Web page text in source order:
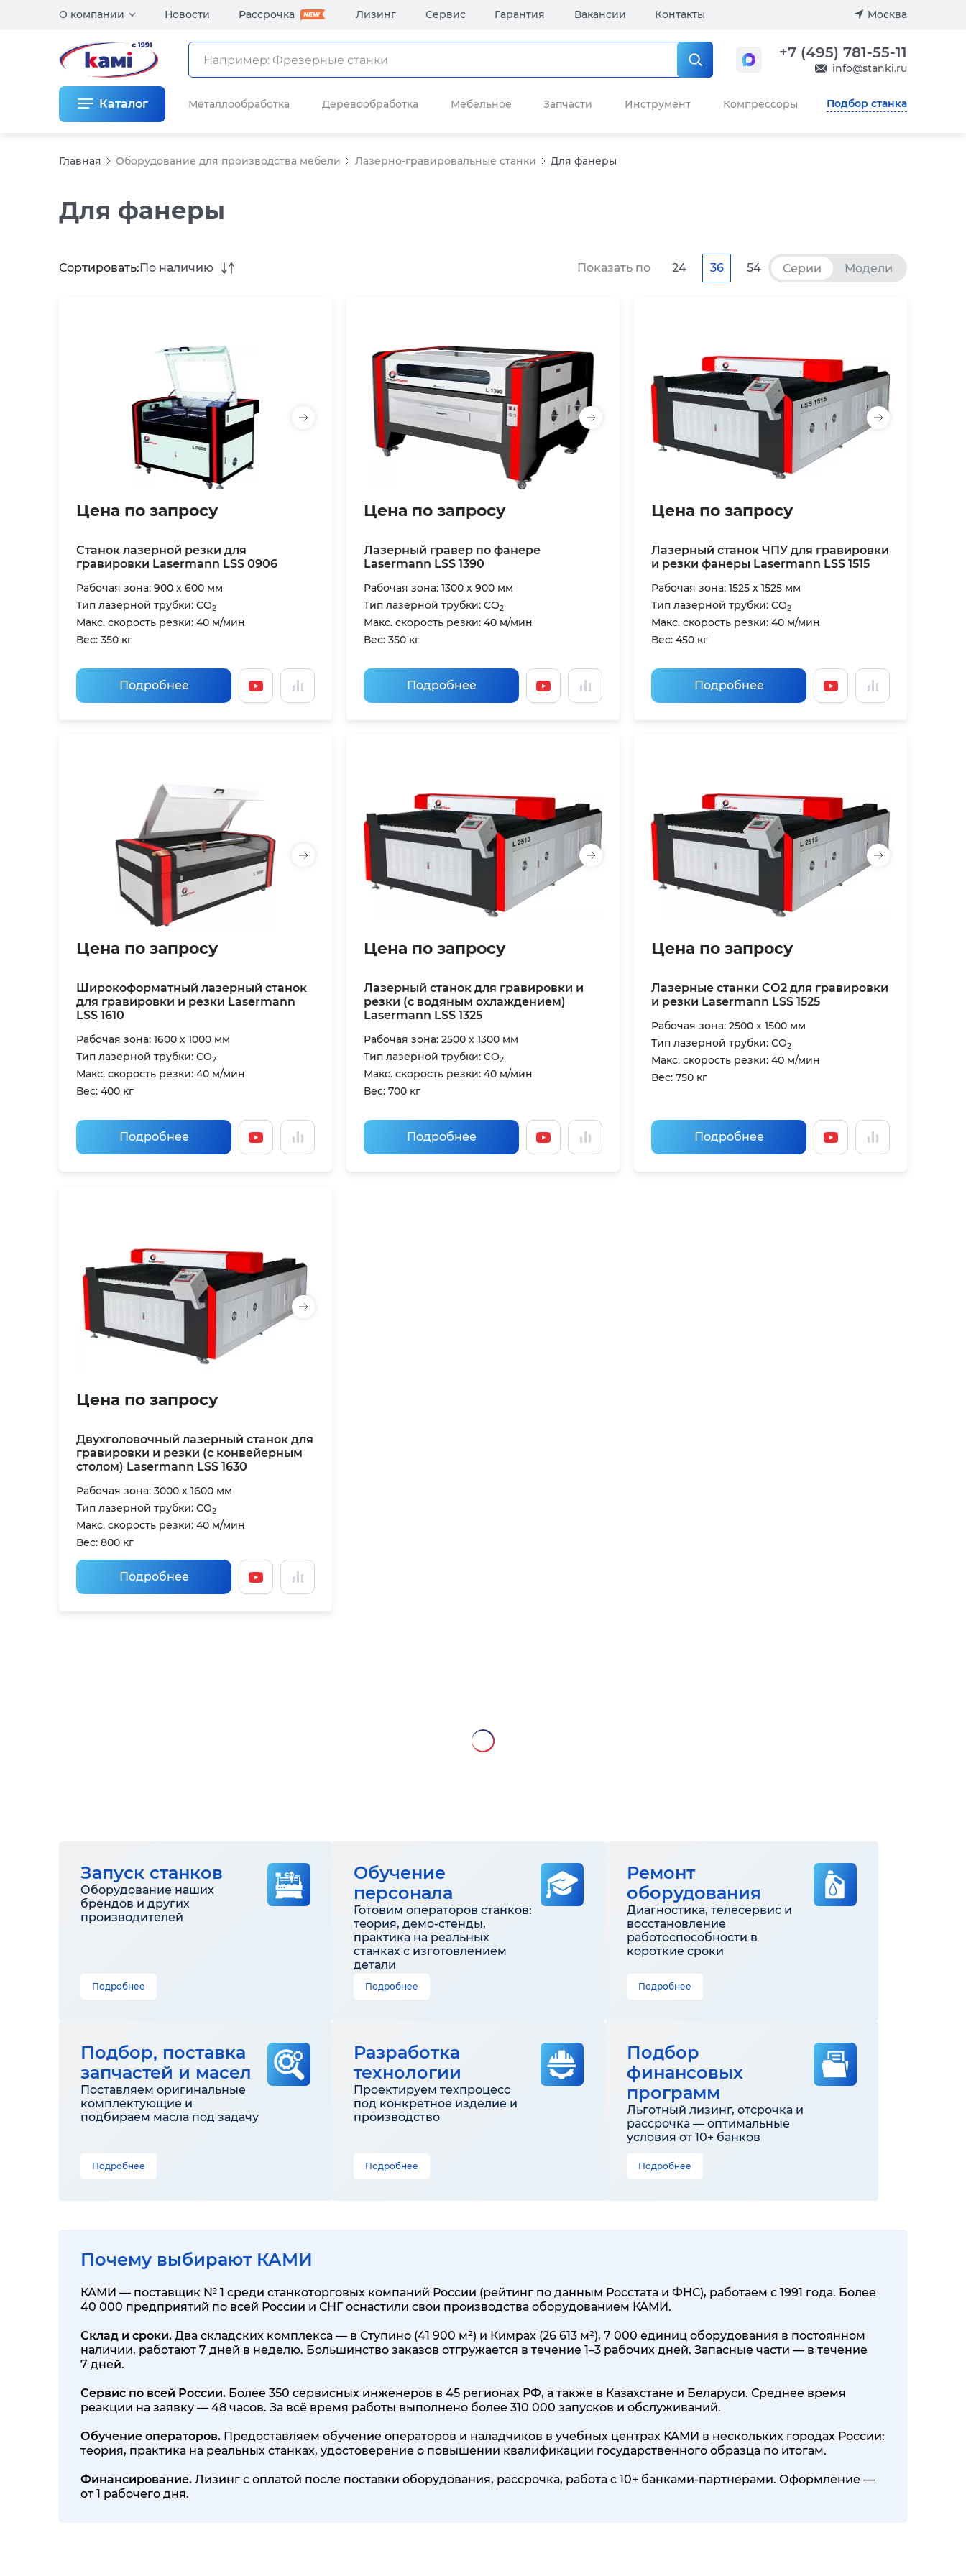
О компании Новости Рассрочка Лизинг Сервис Гарантия Вакансии Контакты Москва
+7 (495) 781-55-11
info@stanki.ru
Каталог Металлообработка Деревообработка Мебельное Запчасти Инструмент Компрессоры Подбор станка
Главная Оборудование для производства мебели Лазерно-гравировальные станки Для фанеры
Для фанеры
Серии Модели
Сортировать:По наличию Показать по 24 36 54
Цена по запросу
Станок лазерной резки для
гравировки Lasermann LSS 0906
Рабочая зона: 900 х 600 мм
Тип лазерной трубки: CO2
Макс. скорость резки: 40 м/мин
Вес: 350 кг
Подробнее
Цена по запросу
Лазерный гравер по фанере
Lasermann LSS 1390
Рабочая зона: 1300 х 900 мм
Тип лазерной трубки: CO2
Макс. скорость резки: 40 м/мин
Вес: 350 кг
Подробнее
Цена по запросу
Лазерный станок ЧПУ для гравировки
и резки фанеры Lasermann LSS 1515
Рабочая зона: 1525 х 1525 мм
Тип лазерной трубки: CO2
Макс. скорость резки: 40 м/мин
Вес: 450 кг
Подробнее
Цена по запросу
Широкоформатный лазерный станок
для гравировки и резки Lasermann
LSS 1610
Рабочая зона: 1600 х 1000 мм
Тип лазерной трубки: CO2
Макс. скорость резки: 40 м/мин
Вес: 400 кг
Подробнее
Цена по запросу
Лазерный станок для гравировки и
резки (с водяным охлаждением)
Lasermann LSS 1325
Рабочая зона: 2500 х 1300 мм
Тип лазерной трубки: CO2
Макс. скорость резки: 40 м/мин
Вес: 700 кг
Подробнее
Цена по запросу
Лазерные станки СО2 для гравировки
и резки Lasermann LSS 1525
Рабочая зона: 2500 х 1500 мм
Тип лазерной трубки: CO2
Макс. скорость резки: 40 м/мин
Вес: 750 кг
Подробнее
Цена по запросу
Двухголовочный лазерный станок для
гравировки и резки (с конвейерным
столом) Lasermann LSS 1630
Рабочая зона: 3000 х 1600 мм
Тип лазерной трубки: CO2
Макс. скорость резки: 40 м/мин
Вес: 800 кг
Подробнее
Запуск станков
Оборудование наших
брендов и других
производителей
Подробнее
Обучение
персонала
Готовим операторов станков:
теория, демо-стенды,
практика на реальных
станках с изготовлением
детали
Подробнее
Ремонт
оборудования
Диагностика, телесервис и
восстановление
работоспособности в
короткие сроки
Подробнее
Подбор, поставка
запчастей и масел
Поставляем оригинальные
комплектующие и
подбираем масла под задачу
Подробнее
Разработка
технологии
Проектируем техпроцесс
под конкретное изделие и
производство
Подробнее
Подбор
финансовых
программ
Льготный лизинг, отсрочка и
рассрочка — оптимальные
условия от 10+ банков
Подробнее
Почему выбирают КАМИ
КАМИ — поставщик № 1 среди станкоторговых компаний России (рейтинг по данным Росстата и ФНС), работаем с 1991 года. Более
40 000 предприятий по всей России и СНГ оснастили свои производства оборудованием КАМИ.
Склад и сроки. Два складских комплекса — в Ступино (41 900 м²) и Кимрах (26 613 м²), 7 000 единиц оборудования в постоянном
наличии, работают 7 дней в неделю. Большинство заказов отгружается в течение 1–3 рабочих дней. Запасные части — в течение
7 дней.
Сервис по всей России. Более 350 сервисных инженеров в 45 регионах РФ, а также в Казахстане и Беларуси. Среднее время
реакции на заявку — 48 часов. За всё время работы выполнено более 310 000 запусков и обслуживаний.
Обучение операторов. Предоставляем обучение операторов и наладчиков в учебных центрах КАМИ в нескольких городах России:
теория, практика на реальных станках, удостоверение о повышении квалификации государственного образца по итогам.
Финансирование. Лизинг с оплатой после поставки оборудования, рассрочка, работа с 10+ банками-партнёрами. Оформление —
от 1 рабочего дня.